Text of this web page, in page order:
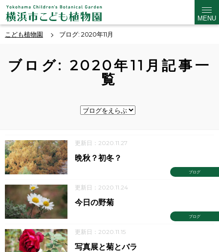
MENU
こども植物園 ブログ: 2020年11月
ブログ: 2020年11月記事一
覧
更新日：2020.11.27
ブログ
晩秋？初冬？
更新日：2020.11.24
ブログ
今日の野菊
更新日：2020.11.15
写真展と菊とバラ